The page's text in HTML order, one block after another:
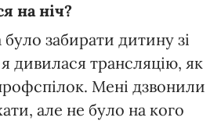
на ніч?
забирати дитину зі
дивилася трансляцію, як
Мені дзвонили
але не було на кого